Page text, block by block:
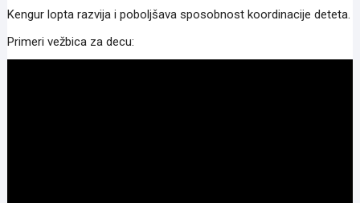
Kengur lopta razvija i poboljšava sposobnost koordinacije deteta.
Primeri vežbica za decu: